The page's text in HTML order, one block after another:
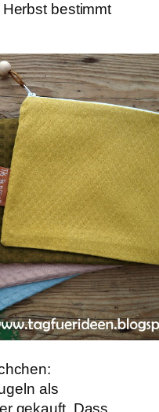
bestimmt
als
gekauft. Dass